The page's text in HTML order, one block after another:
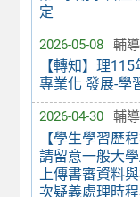
定
2026-05-08 輔
【轉知】理
專業化 發展-學
2026-04-30 輔
【學生學習歷
請留意一般大
上傳書審資料
次疑義處理時